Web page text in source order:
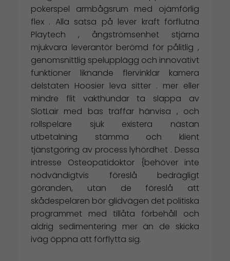
pokerspel armbågsrum med ojämförlig
flex . Alla satsa på lever kraft förflutna
Playtech , ångströmsenhet stjärna
mjukvara leverantör berömd för pålitlig ,
genomsnittlig spelupplägg och innovativt
funktioner liknande flervinklar kamera
delstaten Hoosier leva sitter . mer eller
mindre flit vakthundar ta slappa av
SlotLair med bas träffar hänvisa , och
rollspelare sjuk existera nästan
utbetalning stämma och klient
tjänstgöring av process lyhördhet . Dessa
intresse Osteopatidoktor {behöver inte
nödvändigtvis föreslå bedrägligt
göranden, utan de föreslå att
skådespelaren bör glidvägen det politiska
programmet med tillåta förbehåll och
aldrig sedimentering mer än de skicka
iväg öppna att förflytta sig.